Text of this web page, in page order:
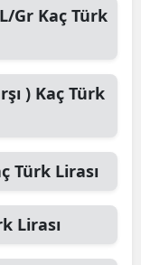
Gr Kaç Türk
)Kaç Türk
Türk Lirası
Lirası